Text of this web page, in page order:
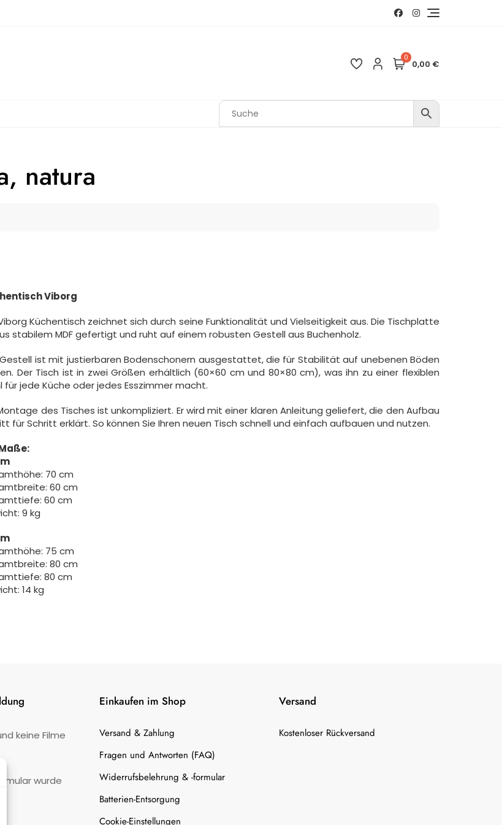
0
0,00 €
natura
Viborg
Küchentisch zeichnet sich durch seine Funktionalität und Vielseitigkeit aus. Die Tischplatte
stabilem MDF gefertigt und ruht auf einem robusten Gestell aus Buchenholz.
ist mit justierbaren Bodenschonern ausgestattet, die für Stabilität auf unebenen Böden
Der Tisch ist in zwei Größen erhältlich (60×60 cm und 80×80 cm), was ihn zu einer flexiblen
für jede Küche oder jedes Esszimmer macht.
des Tisches ist unkompliziert. Er wird mit einer klaren Anleitung geliefert, die den Aufbau
für Schritt erklärt. So können Sie Ihren neuen Tisch schnell und einfach aufbauen und nutzen.
70 cm
60 cm
60 cm
9 kg
75 cm
80 cm
80 cm
14 kg
keine Filme
wurde
Einkaufen im Shop
Versand & Zahlung
Fragen und Antworten (FAQ)
Widerrufsbelehrung & -formular
Batterien-Entsorgung
Cookie-Einstellungen
Versand
Kostenloser Rückversand